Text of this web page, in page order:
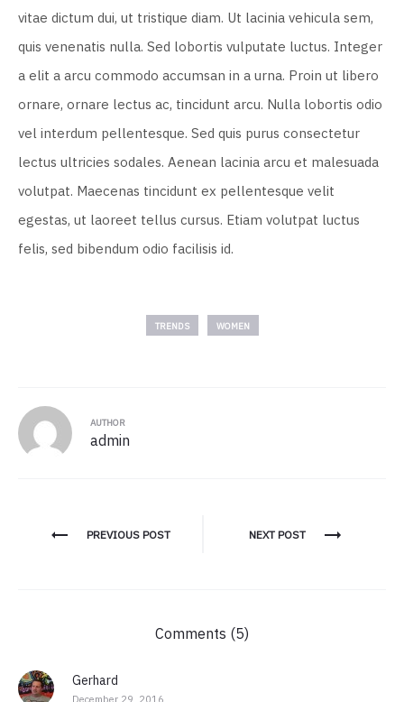
vitae dictum dui, ut tristique diam. Ut lacinia vehicula sem,
quis venenatis nulla. Sed lobortis vulputate luctus. Integer
a elit a arcu commodo accumsan in a urna. Proin ut libero
ornare, ornare lectus ac, tincidunt arcu. Nulla lobortis odio
vel interdum pellentesque. Sed quis purus consectetur
lectus ultricies sodales. Aenean lacinia arcu et malesuada
volutpat. Maecenas tincidunt ex pellentesque velit
egestas, ut laoreet tellus cursus. Etiam volutpat luctus
felis, sed bibendum odio facilisis id.
TRENDS WOMEN
AUTHOR
admin
Post
PREVIOUS POST NEXT POST
Comments (5)
Gerhard